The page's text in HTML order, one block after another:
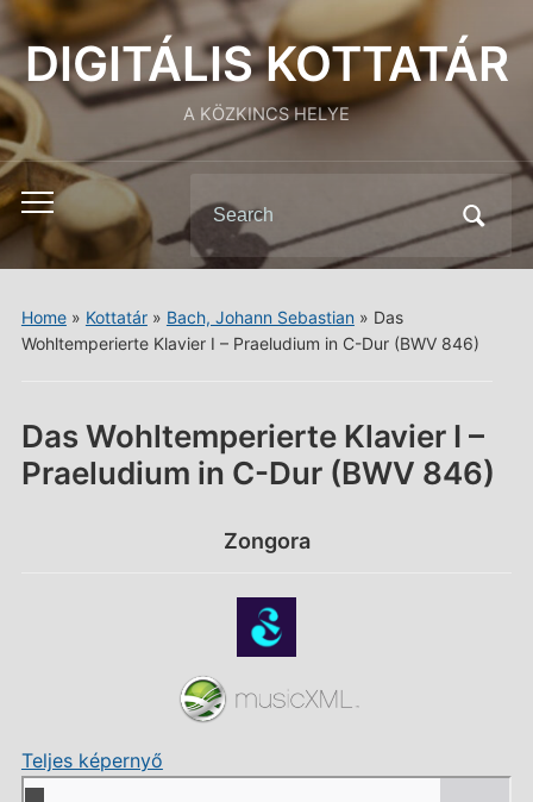
DIGITÁLIS KOTTATÁR
A KÖZKINCS HELYE
Toggle
mobile
menu
for:
Home» Kottatár» Bach, Johann Sebastian » Das
Wohltemperierte Klavier I – Praeludium in C-Dur (BWV 846)
Das Wohltemperierte Klavier I –
Praeludium in C-Dur (BWV 846)
Zongora
Teljes képernyő
Skip